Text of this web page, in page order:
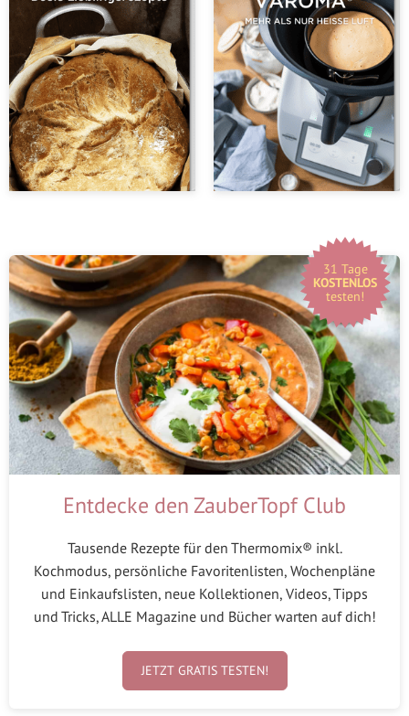
31 Tage
KOSTENLOS
testen!
Entdecke den ZauberTopf Club
Tausende Rezepte für den Thermomix® inkl.
Kochmodus, persönliche Favoritenlisten, Wochenpläne
und Einkaufslisten, neue Kollektionen, Videos, Tipps
und Tricks, ALLE Magazine und Bücher warten auf dich!
JETZT GRATIS TESTEN!